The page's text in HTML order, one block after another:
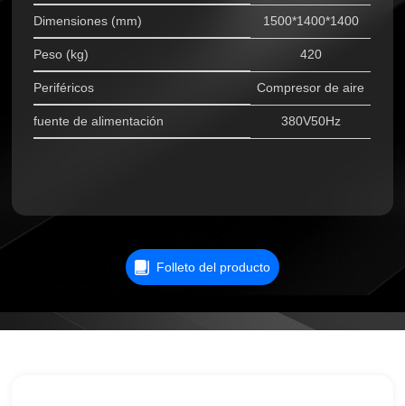
Dimensiones (mm) 1500*1400*1400
Peso (kg) 420
Periféricos Compresor de aire
fuente de alimentación 380V50Hz
Folleto del producto